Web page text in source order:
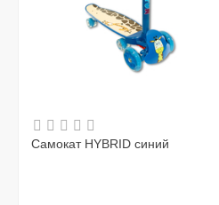
Самокат HYBRID синий